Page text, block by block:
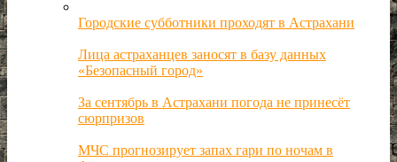
Городские субботники проходят в Астрахани
Лица астраханцев заносят в базу данных
«Безопасный город»
За сентябрь в Астрахани погода не принесёт
сюрпризов
МЧС прогнозирует запах гари по ночам в